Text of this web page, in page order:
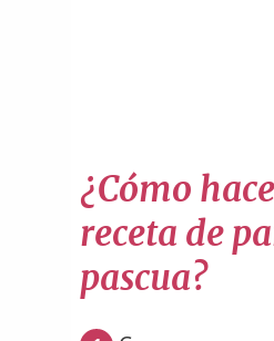
¿Cómo
receta de
pascua?